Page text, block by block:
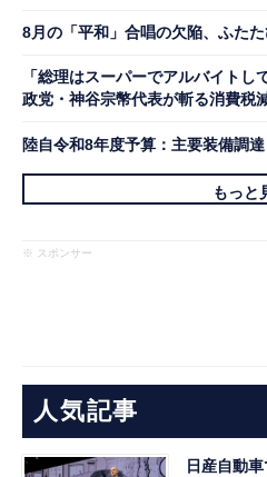
8月の「平和」合唱の欠陥、ふた
「総理はスーパーでアルバイト
政党・神谷宗幣代表が斬る消費税
陸自令和8年度予算：主要装備調
もっと
※ スポンサー
人気記事
日産自動